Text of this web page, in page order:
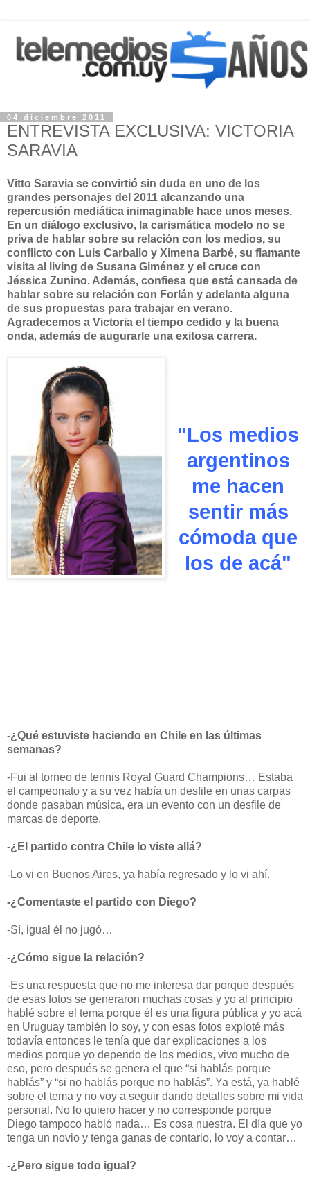
04 diciembre 2011
ENTREVISTA EXCLUSIVA: VICTORIA
SARAVIA
Vitto Saravia se convirtió sin duda en uno de los
grandes personajes del 2011 alcanzando una
repercusión mediática inimaginable hace unos meses.
En un diálogo exclusivo, la carismática modelo no se
priva de hablar sobre su relación con los medios, su
conflicto con Luis Carballo y Ximena Barbé, su flamante
visita al living de Susana Giménez y el cruce con
Jéssica Zunino. Además, confiesa que está cansada de
hablar sobre su relación con Forlán y adelanta alguna
de sus propuestas para trabajar en verano.
Agradecemos a Victoria el tiempo cedido y la buena
onda, además de augurarle una exitosa carrera.
"Los medios
argentinos
me hacen
sentir más
cómoda que
los de acá"
-¿Qué estuviste haciendo en Chile en las últimas
semanas?
-Fui al torneo de tennis Royal Guard Champions… Estaba
el campeonato y a su vez había un desfile en unas carpas
donde pasaban música, era un evento con un desfile de
marcas de deporte.
-¿El partido contra Chile lo viste allá?
-Lo vi en Buenos Aires, ya había regresado y lo vi ahí.
-¿Comentaste el partido con Diego?
-Sí, igual él no jugó…
-¿Cómo sigue la relación?
-Es una respuesta que no me interesa dar porque después
de esas fotos se generaron muchas cosas y yo al principio
hablé sobre el tema porque él es una figura pública y yo acá
en Uruguay también lo soy, y con esas fotos exploté más
todavía entonces le tenía que dar explicaciones a los
medios porque yo dependo de los medios, vivo mucho de
eso, pero después se genera el que “si hablás porque
hablás” y “si no hablás porque no hablás”. Ya está, ya hablé
sobre el tema y no voy a seguir dando detalles sobre mi vida
personal. No lo quiero hacer y no corresponde porque
Diego tampoco habló nada… Es cosa nuestra. El día que yo
tenga un novio y tenga ganas de contarlo, lo voy a contar…
-¿Pero sigue todo igual?